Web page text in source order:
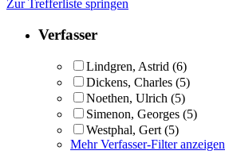
Zur Trefferliste springen
Verfasser
Lindgren, Astrid (6)
Dickens, Charles (5)
Noethen, Ulrich (5)
Simenon, Georges (5)
Westphal, Gert (5)
Mehr Verfasser-Filter anzeigen